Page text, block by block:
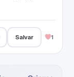
Salvar 1